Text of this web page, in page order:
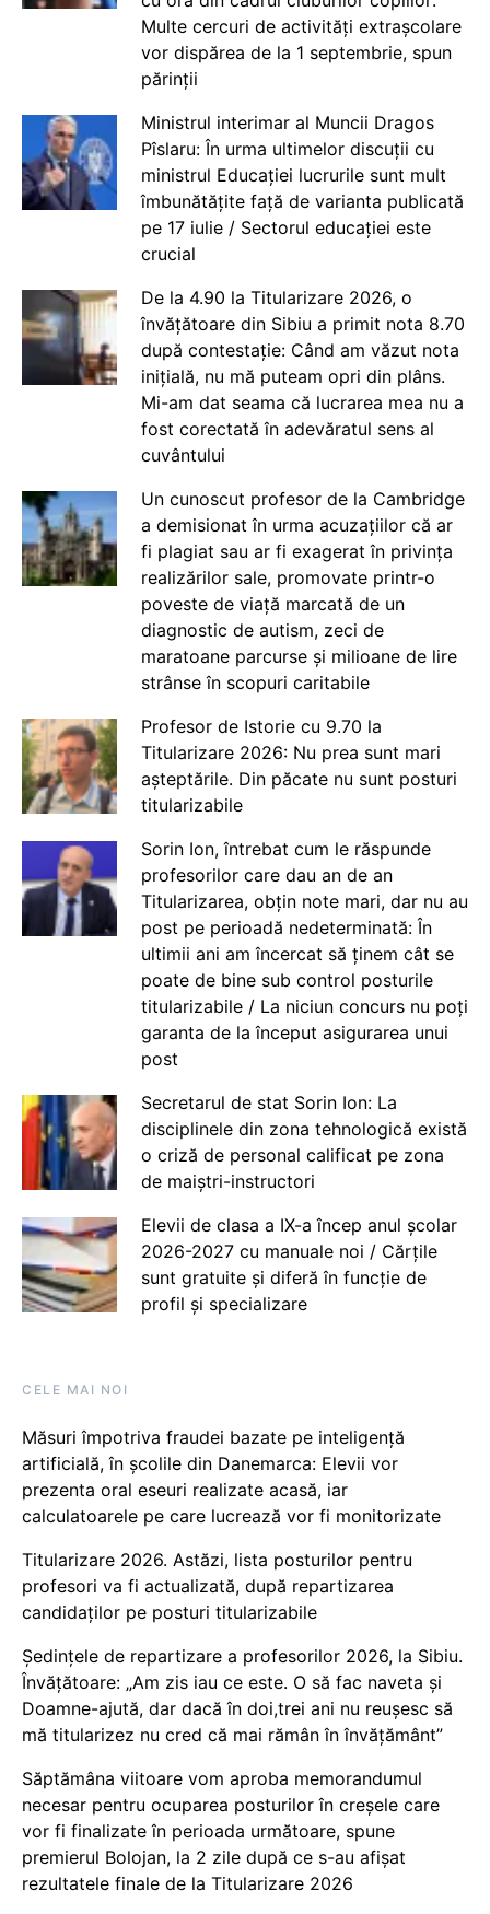
Multe cercuri de activități extrașcolare
vor dispărea de la 1 septembrie, spun
părinții
Ministrul interimar al Muncii Dragos
Pîslaru: În urma ultimelor discuții cu
ministrul Educației lucrurile sunt mult
îmbunătățite față de varianta publicată
pe 17 iulie / Sectorul educației este
crucial
De la 4.90 la Titularizare 2026, o
învățătoare din Sibiu a primit nota 8.70
după contestație: Când am văzut nota
inițială, nu mă puteam opri din plâns.
Mi-am dat seama că lucrarea mea nu a
fost corectată în adevăratul sens al
cuvântului
Un cunoscut profesor de la Cambridge
a demisionat în urma acuzațiilor că ar
fi plagiat sau ar fi exagerat în privința
realizărilor sale, promovate printr-o
poveste de viață marcată de un
diagnostic de autism, zeci de
maratoane parcurse și milioane de lire
strânse în scopuri caritabile
Profesor de Istorie cu 9.70 la
Titularizare 2026: Nu prea sunt mari
așteptările. Din păcate nu sunt posturi
titularizabile
Sorin Ion, întrebat cum le răspunde
profesorilor care dau an de an
Titularizarea, obțin note mari, dar nu au
post pe perioadă nedeterminată: În
ultimii ani am încercat să ținem cât se
poate de bine sub control posturile
titularizabile / La niciun concurs nu poți
garanta de la început asigurarea unui
post
Secretarul de stat Sorin Ion: La
disciplinele din zona tehnologică există
o criză de personal calificat pe zona
de maiștri-instructori
Elevii de clasa a IX-a încep anul școlar
2026-2027 cu manuale noi / Cărțile
sunt gratuite și diferă în funcție de
profil și specializare
CELE MAI NOI
Măsuri împotriva fraudei bazate pe inteligență
artificială, în școlile din Danemarca: Elevii vor
prezenta oral eseuri realizate acasă, iar
calculatoarele pe care lucrează vor fi monitorizate
Titularizare 2026. Astăzi, lista posturilor pentru
profesori va fi actualizată, după repartizarea
candidaților pe posturi titularizabile
Ședințele de repartizare a profesorilor 2026, la Sibiu.
Învățătoare: „Am zis iau ce este. O să fac naveta și
Doamne-ajută, dar dacă în doi,trei ani nu reușesc să
mă titularizez nu cred că mai rămân în învățământ”
Săptămâna viitoare vom aproba memorandumul
necesar pentru ocuparea posturilor în creșele care
vor fi finalizate în perioada următoare, spune
premierul Bolojan, la 2 zile după ce s-au afișat
rezultatele finale de la Titularizare 2026